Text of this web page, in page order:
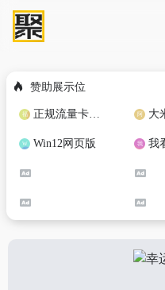
赞助展示位
正规流量卡免费加盟合作 大
Win12网页版 我